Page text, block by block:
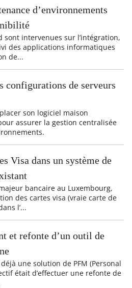
d’environnements
sont intervenues sur l’intégration,
des applications informatiques
de...
configurations de serveurs
son logiciel maison
assurer la gestion centralisée
Visa dans un système de
bancaire au Luxembourg,
des cartes visa (vraie carte de
l’...
et refonte d’un outil de
une solution de PFM (Personal
était d’effectuer une refonte de